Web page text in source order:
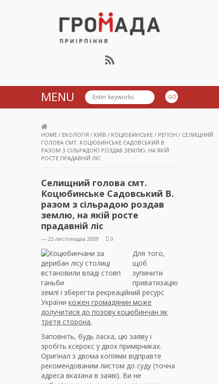
Громада Приірпіння
MENU
HOME / ЕКОЛОГІЯ / КИЇВ / КОЦЮБИНСЬКЕ / РЕГІОН / СЕЛИЩНИЙ
ГОЛОВА СМТ. КОЦЮБИНСЬКЕ САДОВСЬКИЙ В.
РАЗОМ З СІЛЬРАДОЮ РОЗДАВ ЗЕМЛЮ, НА ЯКІЙ
РОСТЕ ПРАДАВНІЙ ЛІС
Селищний голова смт.
Коцюбинське Садовський В.
разом з сільрадою роздав
землю, на якій росте
прадавній ліс
— 25 листопадаа 2009 0
Для того,
щоб
зупинити
приватизацію
землі і зберегти рекреаційний ресурс
України кожен громадянин може
долучитися до позову коцюбинчан як
третя сторона.
Заповніть, будь ласка, цю заяву і
зробіть ксерокс у двох примірниках.
Оригінал з двома копіями відправте
рекомендованим листом до суду (точна
адреса вказана в заяві). Ви не